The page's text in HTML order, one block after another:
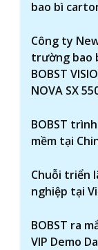
bao bì
Công ty
trường bao
BOBST
NOVA SX
BOBST
mềm tại
Chuỗi triển
nghiệp tại
BOBST ra
VIP Demo